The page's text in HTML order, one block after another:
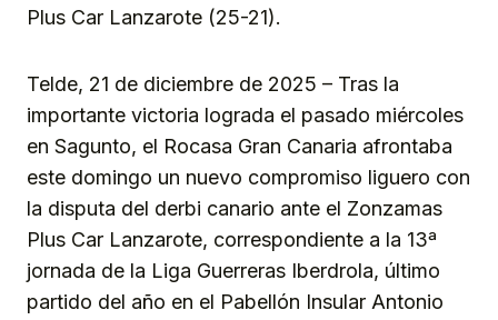
Plus Car Lanzarote (25-21).
Telde, 21 de diciembre de 2025 – Tras la
importante victoria lograda el pasado miércoles
en Sagunto, el Rocasa Gran Canaria afrontaba
este domingo un nuevo compromiso liguero con
la disputa del derbi canario ante el Zonzamas
Plus Car Lanzarote, correspondiente a la 13ª
jornada de la Liga Guerreras Iberdrola, último
partido del año en el Pabellón Insular Antonio